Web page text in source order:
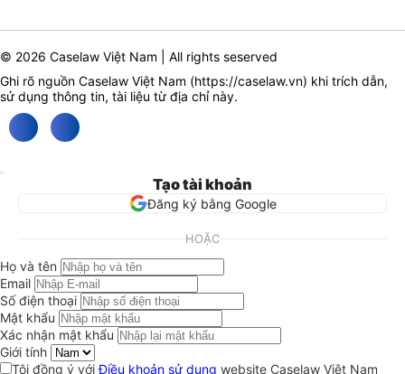
© 2026 Caselaw Việt Nam | All rights seserved
Ghi rõ nguồn Caselaw Việt Nam (https://caselaw.vn) khi trích dẫn,
sử dụng thông tin, tài liệu từ địa chỉ này.
Tạo tài khoản
Đăng ký bằng Google
HOẶC
Họ và tên
Email
Số điện thoại
Mật khẩu
Xác nhận mật khẩu
Giới tính
Tôi đồng ý vớiĐiều khoản sử dụng website Caselaw Việt Nam